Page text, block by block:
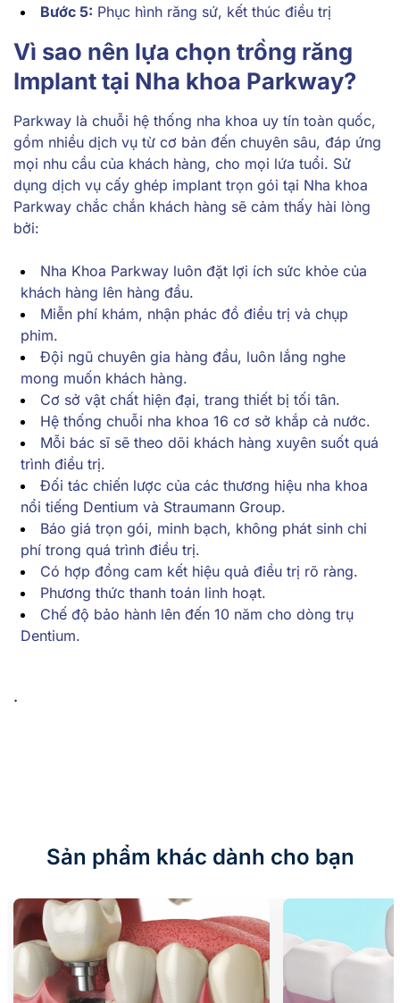
Bước 5: Phục hình răng sứ, kết thúc điều trị
Vì sao nên lựa chọn trồng răng
Implant tại Nha khoa Parkway?
Parkway là chuỗi hệ thống nha khoa uy tín toàn quốc,
gồm nhiều dịch vụ từ cơ bản đến chuyên sâu, đáp ứng
mọi nhu cầu của khách hàng, cho mọi lứa tuổi. Sử
dụng dịch vụ cấy ghép implant trọn gói tại Nha khoa
Parkway chắc chắn khách hàng sẽ cảm thấy hài lòng
bởi:
Nha Khoa Parkway luôn đặt lợi ích sức khỏe của
khách hàng lên hàng đầu.
Miễn phí khám, nhận phác đồ điều trị và chụp
phim.
Đội ngũ chuyên gia hàng đầu, luôn lắng nghe
mong muốn khách hàng.
Cơ sở vật chất hiện đại, trang thiết bị tối tân.
Hệ thống chuỗi nha khoa 16 cơ sở khắp cả nước.
Mỗi bác sĩ sẽ theo dõi khách hàng xuyên suốt quá
trình điều trị.
Đối tác chiến lược của các thương hiệu nha khoa
nổi tiếng Dentium và Straumann Group.
Báo giá trọn gói, minh bạch, không phát sinh chi
phí trong quá trình điều trị.
Có hợp đồng cam kết hiệu quả điều trị rõ ràng.
Phương thức thanh toán linh hoạt.
Chế độ bảo hành lên đến 10 năm cho dòng trụ
Dentium.
.
Sản phẩm khác dành cho bạn